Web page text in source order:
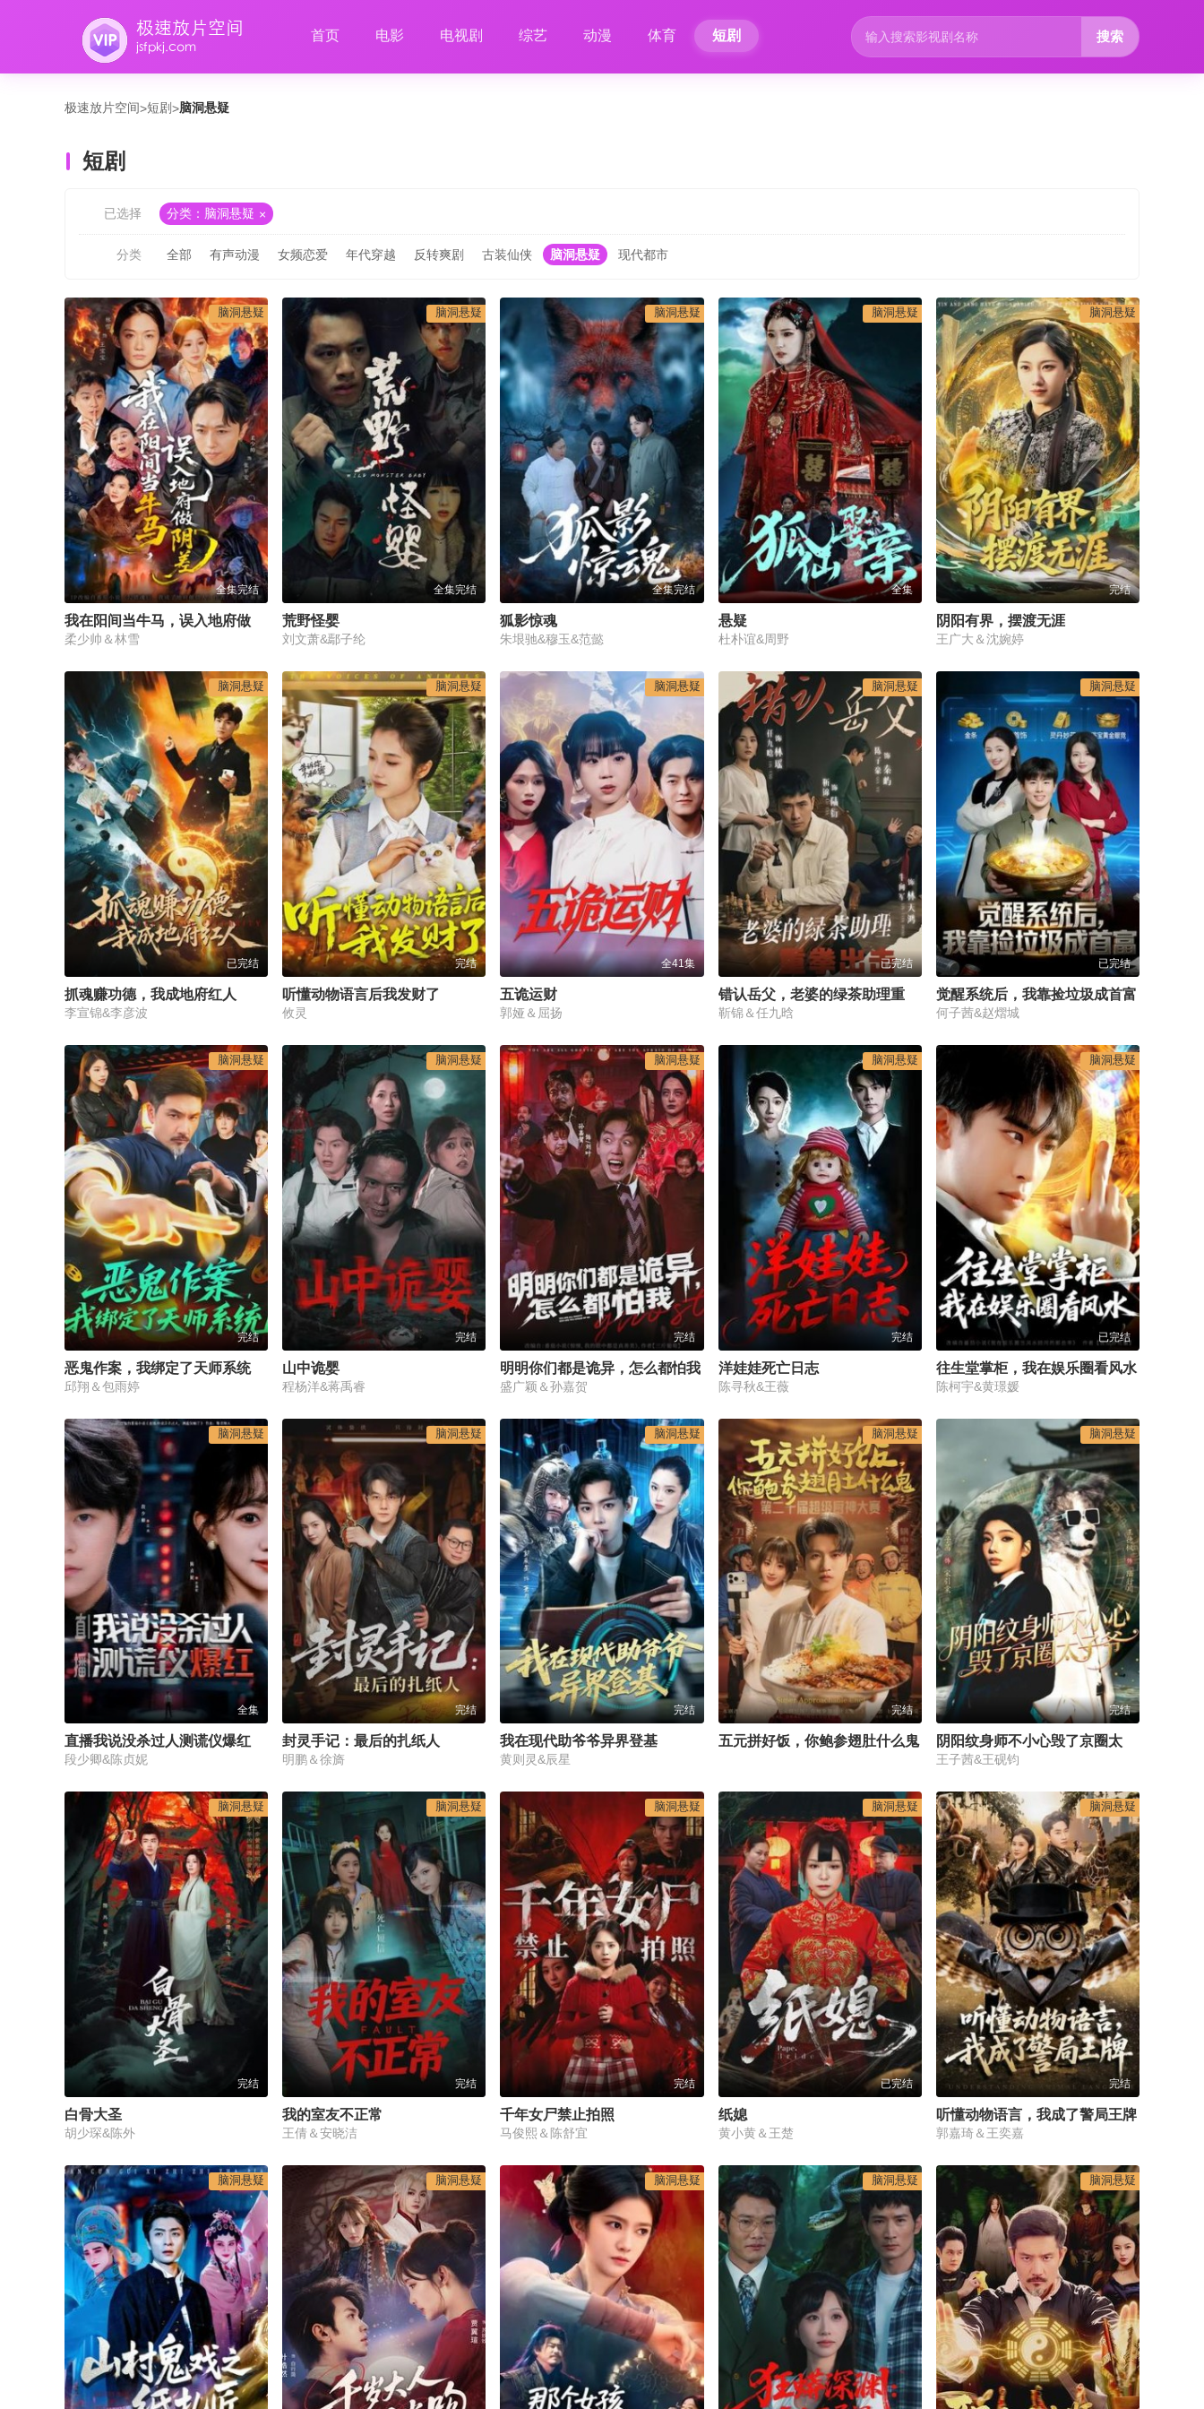
首页 电影 电视剧 综艺 动漫 体育 短剧 搜索
极速放片空间>短剧>脑洞悬疑
短剧
已选择 分类：脑洞悬疑
分类 全部 有声动漫 女频恋爱 年代穿越 反转爽剧 古装仙侠 脑洞悬疑 现代都市
脑洞悬疑
全集完结
柔少帅＆林雪
脑洞悬疑
全集完结
荒野怪婴
刘文萧&鄢子纶
脑洞悬疑
全集完结
狐影惊魂
朱垠驰&穆玉&范懿
脑洞悬疑
全集
悬疑
杜朴谊&周野
脑洞悬疑
完结
阴阳有界，摆渡无涯
王广大＆沈婉婷
脑洞悬疑
已完结
抓魂赚功德，我成地府红人
李宣锦&李彦波
脑洞悬疑
完结
听懂动物语言后我发财了
攸灵
脑洞悬疑
全41集
五诡运财
郭娅＆屈扬
脑洞悬疑
已完结
错认岳父，老婆的绿茶助理重拳出击
靳锦＆任九晗
脑洞悬疑
已完结
觉醒系统后，我靠捡垃圾成首富
何子茜&赵熠城
脑洞悬疑
完结
恶鬼作案，我绑定了天师系统
邱翔＆包雨婷
脑洞悬疑
完结
山中诡婴
程杨洋&蒋禹睿
脑洞悬疑
完结
明明你们都是诡异，怎么都怕我
盛广颖＆孙嘉贺
脑洞悬疑
完结
洋娃娃死亡日志
陈寻秋&王薇
脑洞悬疑
已完结
往生堂掌柜，我在娱乐圈看风水
陈柯宇&黄璟媛
脑洞悬疑
全集
直播我说没杀过人测谎仪爆红
段少卿&陈贞妮
脑洞悬疑
完结
封灵手记：最后的扎纸人
明鹏＆徐旖
脑洞悬疑
完结
我在现代助爷爷异界登基
黄则灵&辰星
脑洞悬疑
完结
五元拼好饭，你鲍参翅肚什么鬼
脑洞悬疑
完结
阴阳纹身师不小心毁了京圈太子爷
王子茜&王砚钧
脑洞悬疑
完结
白骨大圣
胡少琛&陈外
脑洞悬疑
完结
我的室友不正常
王倩＆安晓洁
脑洞悬疑
完结
千年女尸禁止拍照
马俊熙＆陈舒宜
脑洞悬疑
已完结
纸媳
黄小黄＆王楚
脑洞悬疑
完结
听懂动物语言，我成了警局王牌
郭嘉琦＆王奕嘉
脑洞悬疑 脑洞悬疑 脑洞悬疑 脑洞悬疑 脑洞悬疑